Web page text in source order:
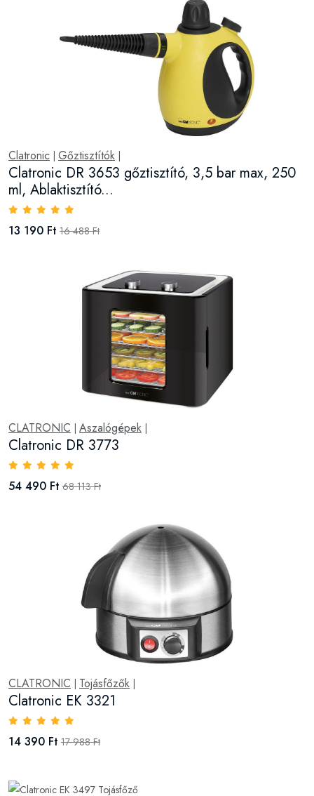
Clatronic Gőztisztítók
Clatronic DR 3653 gőztisztító, 3,5 bar max, 250
ml, Ablaktisztító...
13 190 Ft 16 488 Ft
CLATRONIC Aszalógépek
Clatronic DR 3773
54 490 Ft 68 113 Ft
CLATRONIC Tojásfőzők
Clatronic EK 3321
14 390 Ft 17 988 Ft